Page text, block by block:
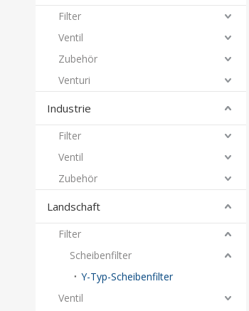
Filter
Ventil
Zubehör
Venturi
Industrie
Filter
Ventil
Zubehör
Landschaft
Filter
Scheibenfilter
Y-Typ-Scheibenfilter
Ventil